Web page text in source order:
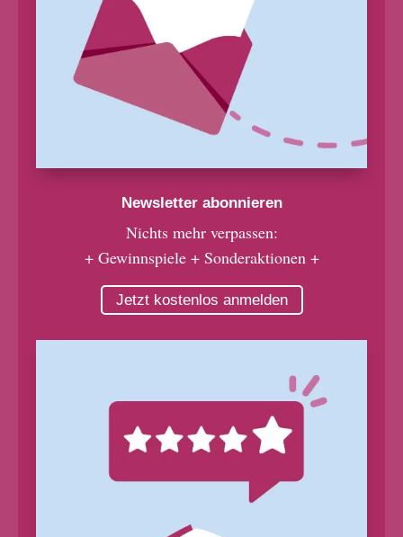
Newsletter abonnieren
Nichts mehr verpassen:
+ Gewinnspiele + Sonderaktionen +
Jetzt kostenlos anmelden